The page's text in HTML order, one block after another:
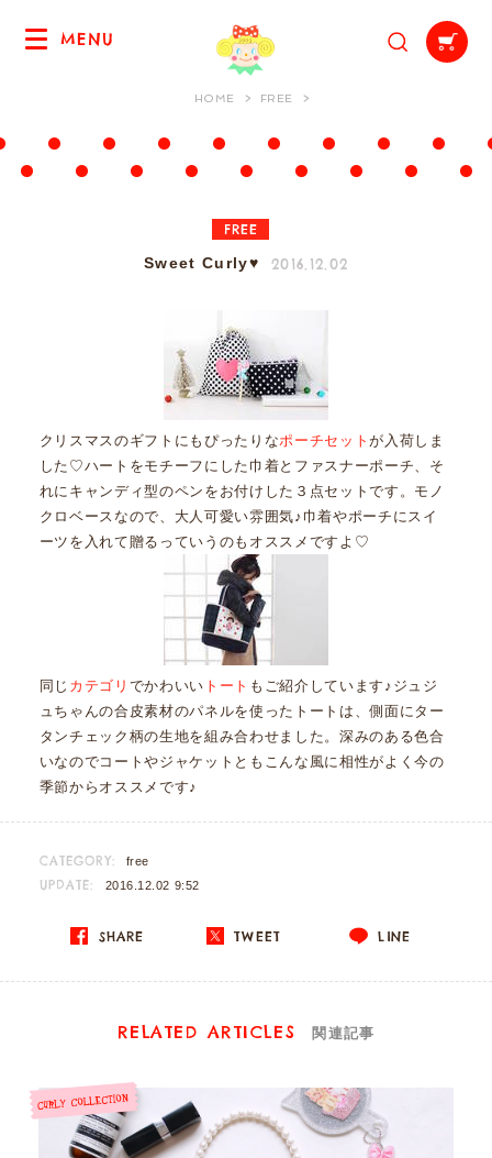
MENU
HOME FREE
FREE
Sweet Curly♥ 2016.12.02
クリスマスのギフトにもぴったりなポーチセットが入荷しま
した♡ハートをモチーフにした巾着とファスナーポーチ、そ
れにキャンディ型のペンをお付けした３点セットです。モノ
クロベースなので、大人可愛い雰囲気♪巾着やポーチにスイ
ーツを入れて贈るっていうのもオススメですよ♡
同じ カテゴリ でかわいい トート もご紹介しています♪ジュジ
ュちゃんの合皮素材のパネルを使ったトートは、側面にター
タンチェック柄の生地を組み合わせました。深みのある色合
いなのでコートやジャケットともこんな風に相性がよく今の
季節からオススメです♪
CATEGORY: free
UPDATE: 2016.12.02 9:52
SHARE TWEET LINE
RELATED ARTICLES 関連記事